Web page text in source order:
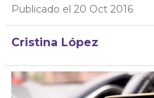
Publicado el 20 Oct 2016
Cristina López